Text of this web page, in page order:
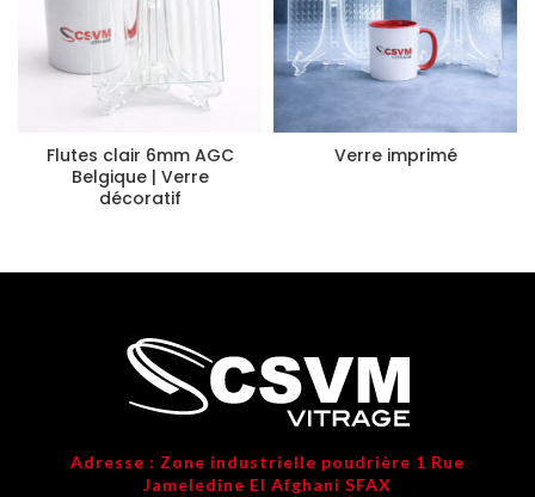
Flutes clair 6mm AGC
Belgique | Verre
décoratif
Verre imprimé
Adresse : Zone industrielle poudrière 1 Rue
Jameledine El Afghani SFAX